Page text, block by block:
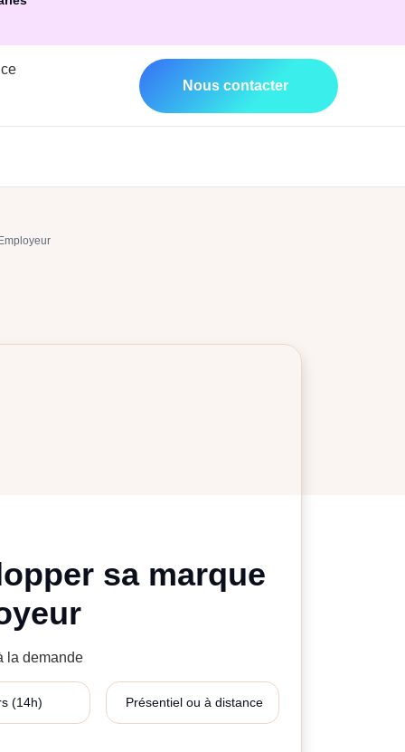
Nous contacter
sa marque
la demande
(14h) Présentiel ou à distance